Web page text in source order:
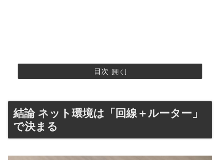
目次
結論 ネット環境は「回線＋ルーター」
で決まる